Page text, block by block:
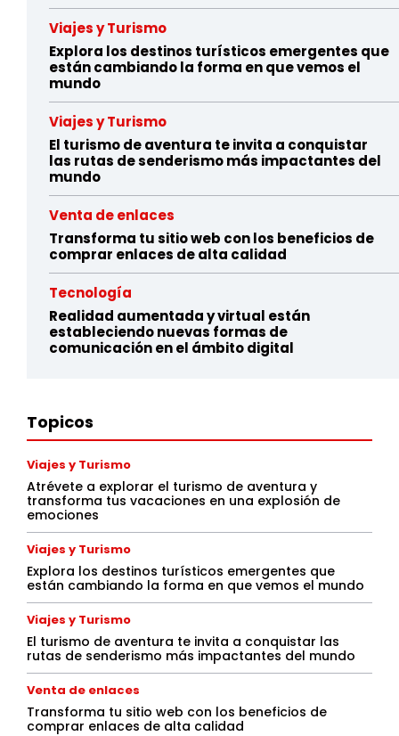
Viajes y Turismo
Explora los destinos turísticos emergentes que
están cambiando la forma en que vemos el
mundo
Viajes y Turismo
El turismo de aventura te invita a conquistar
las rutas de senderismo más impactantes del
mundo
Venta de enlaces
Transforma tu sitio web con los beneficios de
comprar enlaces de alta calidad
Tecnología
Realidad aumentada y virtual están
estableciendo nuevas formas de
comunicación en el ámbito digital
Topicos
Viajes y Turismo
Atrévete a explorar el turismo de aventura y
transforma tus vacaciones en una explosión de
emociones
Viajes y Turismo
Explora los destinos turísticos emergentes que
están cambiando la forma en que vemos el mundo
Viajes y Turismo
El turismo de aventura te invita a conquistar las
rutas de senderismo más impactantes del mundo
Venta de enlaces
Transforma tu sitio web con los beneficios de
comprar enlaces de alta calidad